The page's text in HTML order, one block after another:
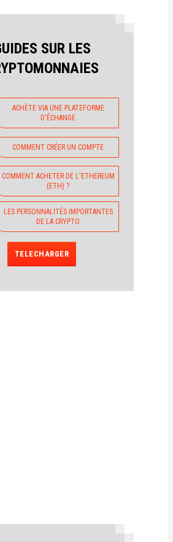
SUR LES
ACHÈTE VIA UNE PLATEFORME
D'ÉCHANGE
COMMENT CRÉER UN COMPTE
COMMENT ACHETER DE L'ETHEREUM
(ETH) ?
LES PERSONNALITÉS IMPORTANTES
DE LA CRYPTO
TELECHARGER